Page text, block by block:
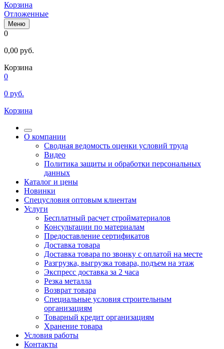
Корзина
Отложенные
Меню
0
0,00 руб.
Корзина
0
0 руб.
Корзина
О компании
Сводная ведомость оценки условий труда
Видео
Политика защиты и обработки персональных
данных
Каталог и цены
Новинки
Спецусловия оптовым клиентам
Услуги
Бесплатный расчет стройматериалов
Консультации по материалам
Предоставление сертификатов
Доставка товара
Доставка товара по звонку с оплатой на месте
Разгрузка, выгрузка товара, подъем на этаж
Экспресс доставка за 2 часа
Резка металла
Возврат товара
Специальные условия строительным
организациям
Товарный кредит организациям
Хранение товара
Условия работы
Контакты